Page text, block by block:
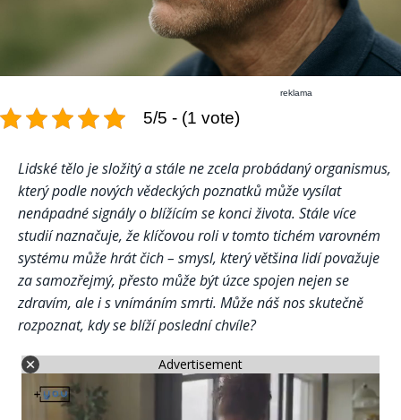
reklama
5/5 - (1 vote)
Lidské tělo je složitý a stále ne zcela probádaný organismus,
který podle nových vědeckých poznatků může vysílat
nenápadné signály o blížícím se konci života. Stále více
studií naznačuje, že klíčovou roli v tomto tichém varovném
systému může hrát čich – smysl, který většina lidí považuje
za samozřejmý, přesto může být úzce spojen nejen se
zdravím, ale i s vnímáním smrti. Může náš nos skutečně
rozpoznat, kdy se blíží poslední chvíle?
Advertisement